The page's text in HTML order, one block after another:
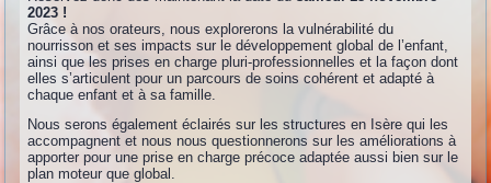
2023 !
Grâce à nos orateurs, nous explorerons la vulnérabilité du
nourrisson et ses impacts sur le développement global de l’enfant,
ainsi que les prises en charge pluri-professionnelles et la façon dont
elles s’articulent pour un parcours de soins cohérent et adapté à
chaque enfant et à sa famille.
Nous serons également éclairés sur les structures en Isère qui les
accompagnent et nous nous questionnerons sur les améliorations à
apporter pour une prise en charge précoce adaptée aussi bien sur le
plan moteur que global.